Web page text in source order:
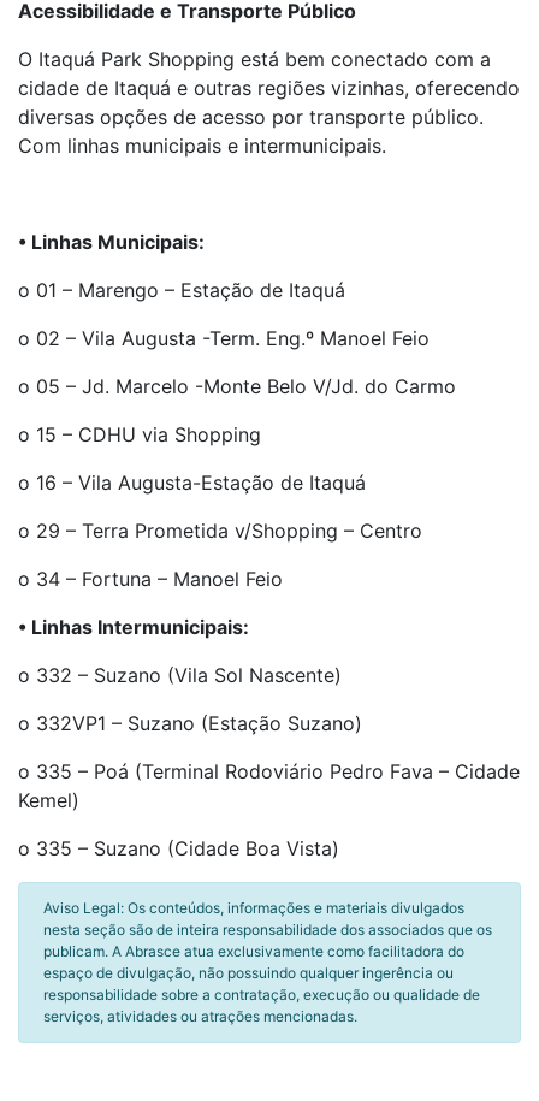
Acessibilidade e Transporte Público
O Itaquá Park Shopping está bem conectado com a
cidade de Itaquá e outras regiões vizinhas, oferecendo
diversas opções de acesso por transporte público.
Com linhas municipais e intermunicipais.
• Linhas Municipais:
o 01 – Marengo – Estação de Itaquá
o 02 – Vila Augusta -Term. Eng.º Manoel Feio
o 05 – Jd. Marcelo -Monte Belo V/Jd. do Carmo
o 15 – CDHU via Shopping
o 16 – Vila Augusta-Estação de Itaquá
o 29 – Terra Prometida v/Shopping – Centro
o 34 – Fortuna – Manoel Feio
• Linhas Intermunicipais:
o 332 – Suzano (Vila Sol Nascente)
o 332VP1 – Suzano (Estação Suzano)
o 335 – Poá (Terminal Rodoviário Pedro Fava – Cidade
Kemel)
o 335 – Suzano (Cidade Boa Vista)
Aviso Legal: Os conteúdos, informações e materiais divulgados
nesta seção são de inteira responsabilidade dos associados que os
publicam. A Abrasce atua exclusivamente como facilitadora do
espaço de divulgação, não possuindo qualquer ingerência ou
responsabilidade sobre a contratação, execução ou qualidade de
serviços, atividades ou atrações mencionadas.